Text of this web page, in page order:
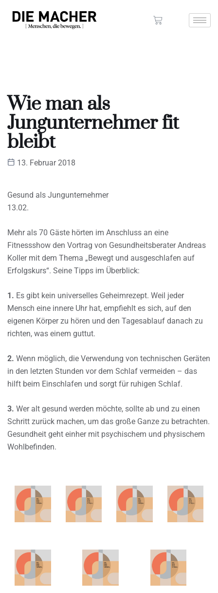
Wie man als
Jungunternehmer fit
bleibt
13. Februar 2018
Gesund als Jungunternehmer
13.02.
Mehr als 70 Gäste hörten im Anschluss an eine
Fitnessshow den Vortrag von Gesundheitsberater Andreas
Koller mit dem Thema „Bewegt und ausgeschlafen auf
Erfolgskurs“. Seine Tipps im Überblick:
1. Es gibt kein universelles Geheimrezept. Weil jeder
Mensch eine innere Uhr hat, empfiehlt es sich, auf den
eigenen Körper zu hören und den Tagesablauf danach zu
richten, was einem guttut.
2. Wenn möglich, die Verwendung von technischen Geräten
in den letzten Stunden vor dem Schlaf vermeiden – das
hilft beim Einschlafen und sorgt für ruhigen Schlaf.
3. Wer alt gesund werden möchte, sollte ab und zu einen
Schritt zurück machen, um das große Ganze zu betrachten.
Gesundheit geht einher mit psychischem und physischem
Wohlbefinden.